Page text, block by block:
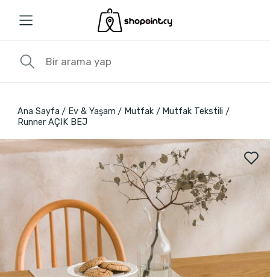
Ana Sayfa Ev & Yaşam Mutfak
Mutfak Tekstili
Runner AÇIK BEJ